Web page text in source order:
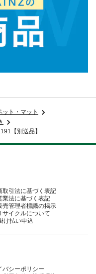
ット・マット
【別送品】
取引法に基づく表記
業法に基づく表記
売管理者標識の掲示
サイクルについて
け払い申込
バシーポリシー